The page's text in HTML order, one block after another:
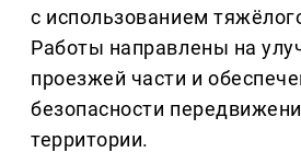
с использованием
Работы направлены на
проезжей части и
безопасности
территории.